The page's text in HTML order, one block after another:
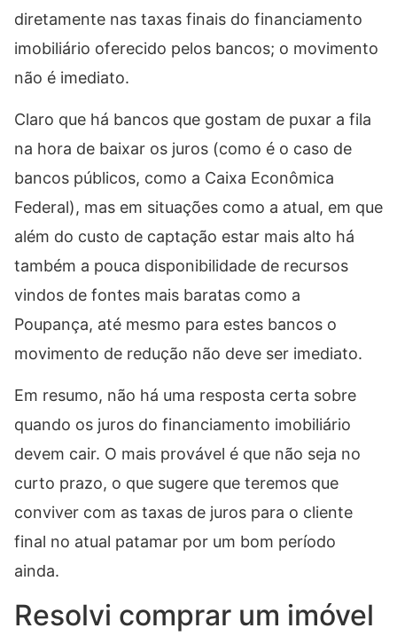
diretamente nas taxas finais do financiamento
imobiliário oferecido pelos bancos; o movimento
não é imediato.
Claro que há bancos que gostam de puxar a fila
na hora de baixar os juros (como é o caso de
bancos públicos, como a Caixa Econômica
Federal), mas em situações como a atual, em que
além do custo de captação estar mais alto há
também a pouca disponibilidade de recursos
vindos de fontes mais baratas como a
Poupança, até mesmo para estes bancos o
movimento de redução não deve ser imediato.
Em resumo, não há uma resposta certa sobre
quando os juros do financiamento imobiliário
devem cair. O mais provável é que não seja no
curto prazo, o que sugere que teremos que
conviver com as taxas de juros para o cliente
final no atual patamar por um bom período
ainda.
Resolvi comprar um imóvel